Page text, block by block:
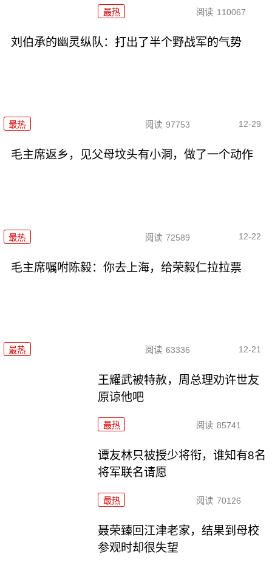
最热 阅读 110067
刘伯承的幽灵纵队：打出了半个野战军的气势
最热 阅读 97753 12-29
毛主席返乡，见父母坟头有小洞，做了一个动作
最热 阅读 72589 12-22
毛主席嘱咐陈毅：你去上海，给荣毅仁拉拉票
最热 阅读 63336 12-21
王耀武被特赦，周总理劝许世友
原谅他吧
最热 阅读 85741
谭友林只被授少将衔，谁知有8名
将军联名请愿
最热 阅读 70126
聂荣臻回江津老家，结果到母校
参观时却很失望